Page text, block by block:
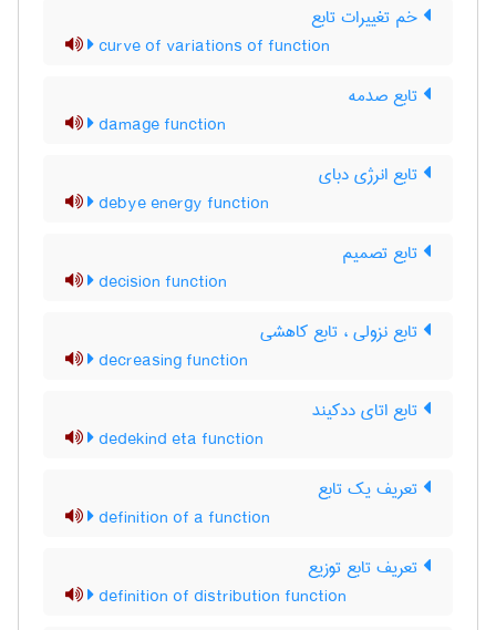
خم تغییرات تابع
curve of variations of function
تابع صدمه
damage function
تابع انرژی دبای
debye energy function
تابع تصمیم
decision function
تابع نزولی ، تابع کاهشی
decreasing function
تابع اتای ددکیند
dedekind eta function
تعریف یک تابع
definition of a function
تعریف تابع توزیع
definition of distribution function